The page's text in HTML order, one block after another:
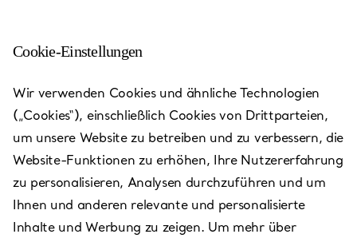
Birmingham - Selfridges
Heute bis 20:00 geöffnet
VEREINBAREN SIE EINEN TERMIN
Cookie-Einstellungen
Wir verwenden Cookies und ähnliche Technologien
(„Cookies“), einschließlich Cookies von Drittparteien,
um unsere Website zu betreiben und zu verbessern, die
Website-Funktionen zu erhöhen, Ihre Nutzererfahrung
zu personalisieren, Analysen durchzuführen und um
Ihnen und anderen relevante und personalisierte
Inhalte und Werbung zu zeigen. Um mehr über